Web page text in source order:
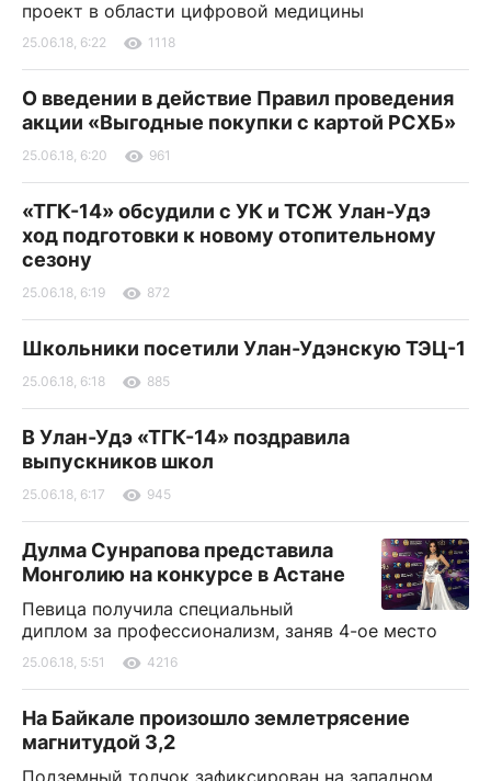
проект в области цифровой медицины
25.06.18, 6:22 1118
О введении в действие Правил проведения
акции «Выгодные покупки с картой РСХБ»
25.06.18, 6:20 961
«ТГК-14» обсудили с УК и ТСЖ Улан-Удэ
ход подготовки к новому отопительному
сезону
25.06.18, 6:19 872
Школьники посетили Улан-Удэнскую ТЭЦ-1
25.06.18, 6:18 885
В Улан-Удэ «ТГК-14» поздравила
выпускников школ
25.06.18, 6:17 945
Дулма Сунрапова представила
Монголию на конкурсе в Астане
Певица получила специальный
диплом за профессионализм, заняв 4-ое место
25.06.18, 5:51 4216
На Байкале произошло землетрясение
магнитудой 3,2
Подземный толчок зафиксирован на западном